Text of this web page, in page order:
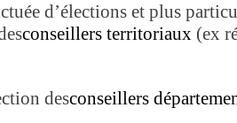
d’élections et plus
conseillers territoriaux(ex
desconseillers